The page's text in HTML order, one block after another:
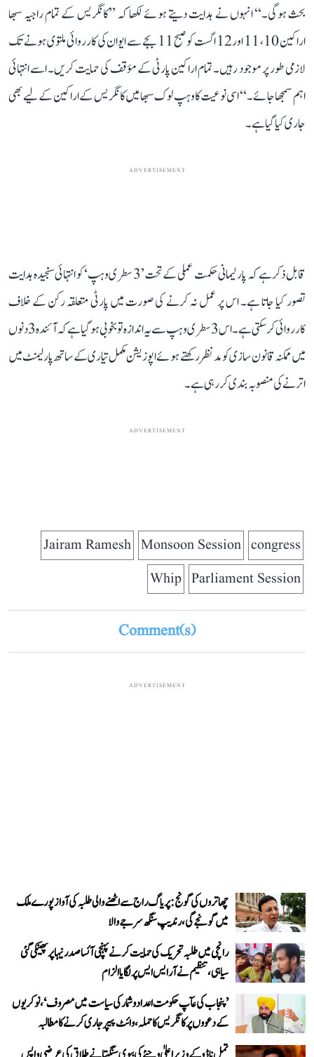
بحث ہوگی۔‘‘ انہوں نے ہدایت دیتے ہوئے لکھا کہ ’’کانگریس کے تمام راجیہ سبھا
اراکین 10، 11 اور 12 اگست کو صبح 11 بجے سے ایوان کی کارروائی ملتوی ہونے تک
لازمی طور پر موجود رہیں۔ تمام اراکین پارٹی کے مؤقف کی حمایت کریں۔ اسے انتہائی
اہم سمجھا جائے۔‘‘ اسی نوعیت کا وہپ لوک سبھا میں کانگریس کے اراکین کے لیے بھی
جاری کیا گیا ہے۔
ADVERTISEMENT
قابل ذکر ہے کہ پارلیمانی حکمت عملی کے تحت ’3 سطری وہپ‘ کو انتہائی سنجیدہ ہدایت
تصور کیا جاتا ہے۔ اس پر عمل نہ کرنے کی صورت میں پارٹی متعلقہ رکن کے خلاف
کارروائی کر سکتی ہے۔ اس 3 سطری وہپ سے یہ اندازہ تو بخوبی ہو گیا ہے کہ آئندہ 3 دنوں
میں ممکنہ قانون سازی کو مدنظر رکھتے ہوئے اپوزیشن مکمل تیاری کے ساتھ پارلیمنٹ میں
اترنے کی منصوبہ بندی کر رہی ہے۔
ADVERTISEMENT
congress
Monsoon Session
Jairam Ramesh
Parliament Session
Whip
Comment(s)
ADVERTISEMENT
چھاتروں کی گونج: پریاگ راج سے اٹھنے والی طلبہ کی آواز پورے ملک
میں گونجے گی، رندیپ سنگھ سرجے والا
رانچی میں طلبہ تحریک کی حمایت کرنے پہنچی آئسا صدر نیہا پر پھینکی گئی
سیاہی، تنظیم نے آر ایس ایس پر لگایا الزام
’پنجاب کی عآپ حکومت اعداد و شمار کی سیاست میں مصروف‘، نوکریوں
کے دعووں پر کانگریس کا حملہ، وائٹ پیپر جاری کرنے کا مطالبہ